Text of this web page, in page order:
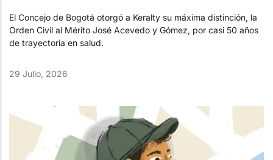
El Concejo de Bogotá otorgó a Keralty su máxima distinción, la
Orden Civil al Mérito José Acevedo y Gómez, por casi 50 años
de trayectoria en salud.
29 Julio, 2026